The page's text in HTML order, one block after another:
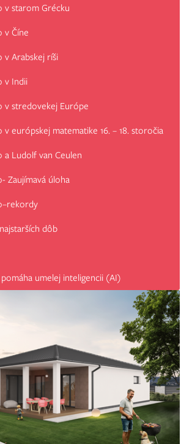
v starom Grécku
v Číne
v Arabskej ríši
v Indii
v stredovekej Európe
európskej matematike 16. – 18. storočia
Ludolf van Ceulen
Zaujímavá úloha
dôb
umelej inteligencii (AI)